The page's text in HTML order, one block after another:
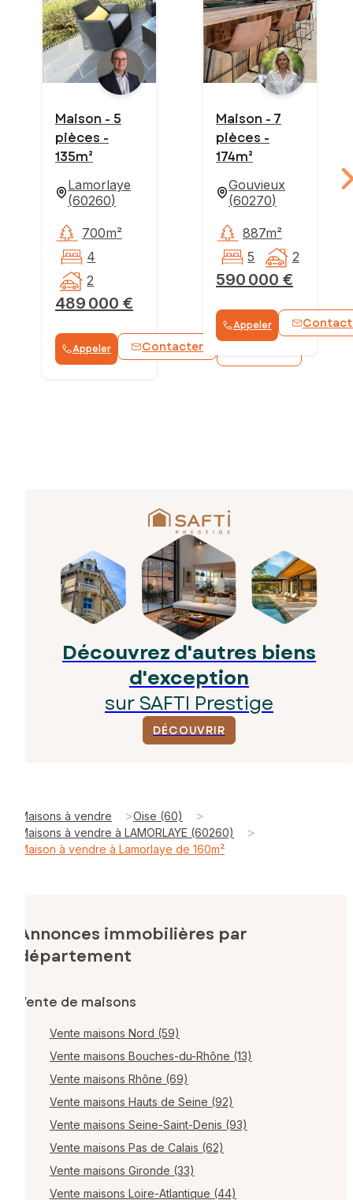
Maison - 5
pièces -
135m²
Lamorlaye
(60260)
489 000 €
700m²
4
2
Appeler Contacter
Maison - 7
pièces -
174m²
Gouvieux
(60270)
590 000 €
887m²
5
2
Appeler
Découvrez d'autres biens
d'exception
sur SAFTI Prestige
DÉCOUVRIR
Maisons à vendre >Oise (60) >
Maisons à vendre à LAMORLAYE (60260) >
Maison à vendre à Lamorlaye de 160m²
Annonces immobilières par
département
Vente de maisons
Vente maisons Nord (59)
Vente maisons Bouches-du-Rhône (13)
Vente maisons Rhône (69)
Vente maisons Hauts de Seine (92)
Vente maisons Seine-Saint-Denis (93)
Vente maisons Pas de Calais (62)
Vente maisons Gironde (33)
Vente maisons Loire-Atlantique (44)